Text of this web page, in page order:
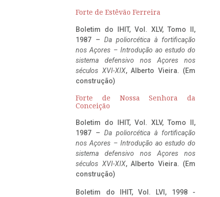
Forte de Estêvão Ferreira
Boletim do IHIT, Vol. XLV, Tomo II,
1987 – Da poliorcética à fortificação
nos Açores – Introdução ao estudo do
sistema defensivo nos Açores nos
séculos XVI-XIX, Alberto Vieira. (Em
construção)
Forte de Nossa Senhora da
Conceição
Boletim do IHIT, Vol. XLV, Tomo II,
1987 – Da poliorcética à fortificação
nos Açores – Introdução ao estudo do
sistema defensivo nos Açores nos
séculos XVI-XIX, Alberto Vieira. (Em
construção)
Boletim do IHIT, Vol. LVI, 1998 -